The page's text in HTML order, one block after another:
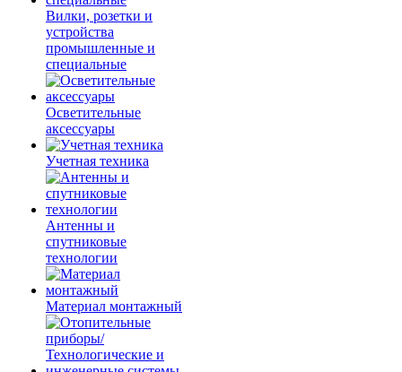
Вилки, розетки и
устройства
промышленные и
специальные
Осветительные
аксессуары
Учетная техника
Антенны и
спутниковые
технологии
Материал монтажный